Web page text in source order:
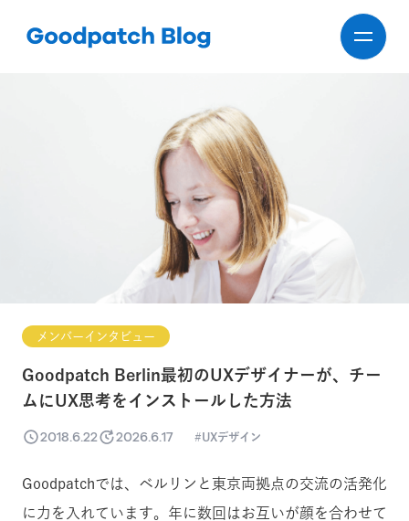
メンバーインタビュー
Goodpatch Berlin最初のUXデザイナーが、チー
ムにUX思考をインストールした方法
2018.6.22 2026.6.17 UXデザイン
Goodpatchでは、ベルリンと東京両拠点の交流の活発化
に力を入れています。年に数回はお互いが顔を合わせて